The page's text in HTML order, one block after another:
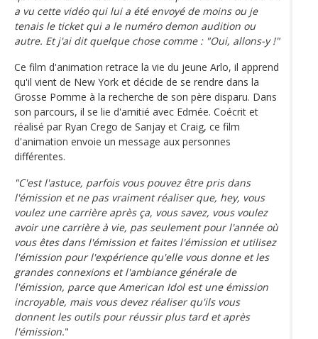
a vu cette vidéo qui lui a été envoyé de moins ou je
tenais le ticket qui a le numéro demon audition ou
autre. Et j'ai dit quelque chose comme : "Oui, allons-y !"
Ce film d'animation retrace la vie du jeune Arlo, il apprend
qu'il vient de New York et décide de se rendre dans la
Grosse Pomme à la recherche de son père disparu. Dans
son parcours, il se lie d'amitié avec Edmée. Coécrit et
réalisé par Ryan Crego de Sanjay et Craig, ce film
d'animation envoie un message aux personnes
différentes.
"C'est l'astuce, parfois vous pouvez être pris dans
l'émission et ne pas vraiment réaliser que, hey, vous
voulez une carrière après ça, vous savez, vous voulez
avoir une carrière à vie, pas seulement pour l'année où
vous êtes dans l'émission et faites l'émission et utilisez
l'émission pour l'expérience qu'elle vous donne et les
grandes connexions et l'ambiance générale de
l'émission, parce que American Idol est une émission
incroyable, mais vous devez réaliser qu'ils vous
donnent les outils pour réussir plus tard et après
l'émission."